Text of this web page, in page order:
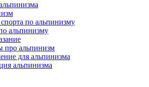
по альпинизму
альпинизму
про альпинизм
для альпинизма
альпинизма